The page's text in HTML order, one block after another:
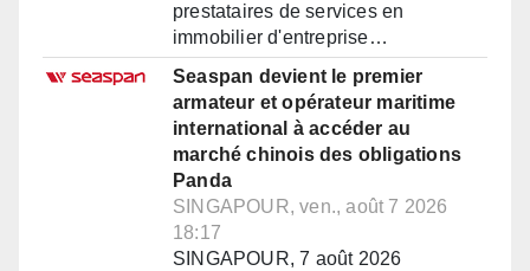
prestataires de services en
immobilier d'entreprise…
Seaspan devient le premier
armateur et opérateur maritime
international à accéder au
marché chinois des obligations
Panda
SINGAPOUR, ven., août 7 2026
18:17
SINGAPOUR, 7 août 2026